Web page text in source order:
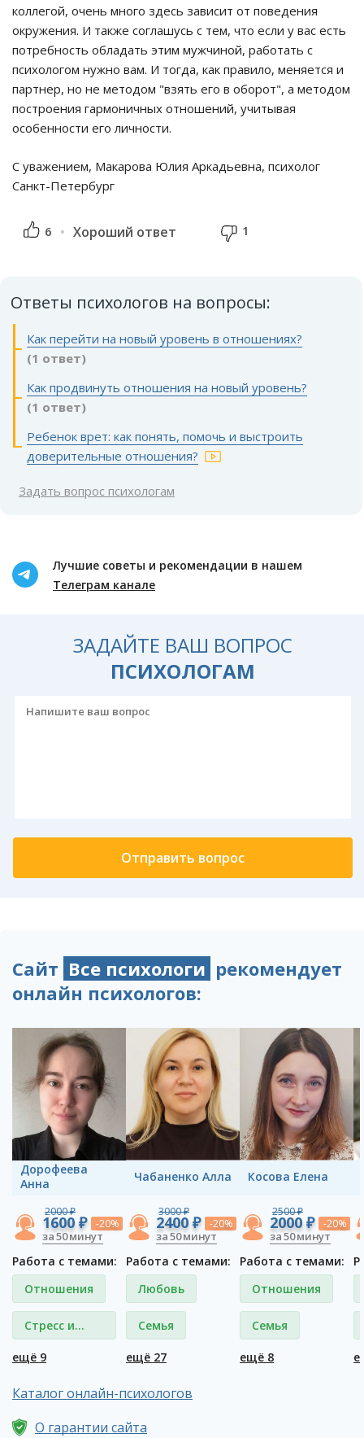
коллегой, очень много здесь зависит от поведения
окружения. И также соглашусь с тем, что если у вас есть
потребность обладать этим мужчиной, работать с
психологом нужно вам. И тогда, как правило, меняется и
партнер, но не методом "взять его в оборот", а методом
построения гармоничных отношений, учитывая
особенности его личности.
С уважением, Макарова Юлия Аркадьевна, психолог
Санкт-Петербург
6 Хороший ответ 1
Ответы психологов на вопросы:
Как перейти на новый уровень в отношениях?
(1 ответ)
Как продвинуть отношения на новый уровень?
(1 ответ)
Ребенок врет: как понять, помочь и выстроить
доверительные отношения?
Задать вопрос психологам
Лучшие советы и рекомендации в нашем
Телеграм канале
ЗАДАЙТЕ ВАШ ВОПРОС
ПСИХОЛОГАМ
Сайт Все психологи рекомендует
онлайн психологов:
Дорофеева
Анна
2000 ₽
1600 ₽ -20%
за 50 минут
Работа с темами:
Отношения
Стресс и
депрессия
ещё 9
Чабаненко Алла
3000 ₽
2400 ₽ -20%
за 50 минут
Работа с темами:
Любовь
Семья
ещё 27
Косова Елена
2500 ₽
2000 ₽ -20%
за 50 минут
Работа с темами:
Отношения
Семья
ещё 8
Каталог онлайн-психологов
О гарантии сайта